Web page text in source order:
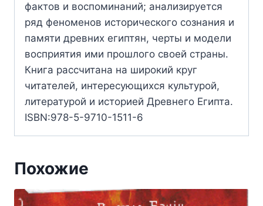
фактов и воспоминаний; анализируется
ряд феноменов исторического сознания и
памяти древних египтян, черты и модели
восприятия ими прошлого своей страны.
Книга рассчитана на широкий круг
читателей, интересующихся культурой,
литературой и историей Древнего Египта.
ISBN:978-5-9710-1511-6
Похожие